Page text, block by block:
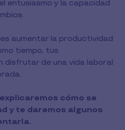
entusiasmo y la capacidad
aumentar la productividad
tiempo, tus
disfrutar de una vida laboral
cómo se
y te daremos algunos